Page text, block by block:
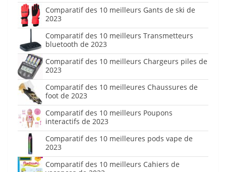
Comparatif des 10 meilleurs Gants de ski de
2023
Comparatif des 10 meilleurs Transmetteurs
bluetooth de 2023
Comparatif des 10 meilleurs Chargeurs piles de
2023
Comparatif des 10 meilleures Chaussures de
foot de 2023
Comparatif des 10 meilleurs Poupons
interactifs de 2023
Comparatif des 10 meilleures pods vape de
2023
Comparatif des 10 meilleurs Cahiers de